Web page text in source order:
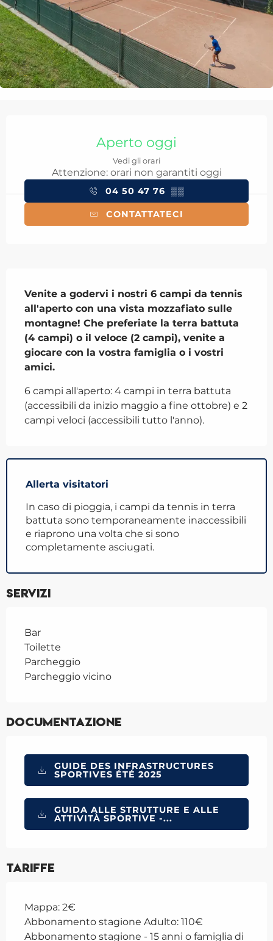
Aperto oggi
Vedi gli orari
Attenzione: orari non garantiti oggi
04 50 47 76 ▒▒
CONTATTATECI
Venite a godervi i nostri 6 campi da tennis
all'aperto con una vista mozzafiato sulle
montagne! Che preferiate la terra battuta
(4 campi) o il veloce (2 campi), venite a
giocare con la vostra famiglia o i vostri
amici.
6 campi all'aperto: 4 campi in terra battuta
(accessibili da inizio maggio a fine ottobre) e 2
campi veloci (accessibili tutto l'anno).
Allerta visitatori
In caso di pioggia, i campi da tennis in terra
battuta sono temporaneamente inaccessibili
e riaprono una volta che si sono
completamente asciugati.
Servizi
Bar
Toilette
Parcheggio
Parcheggio vicino
Documentazione
GUIDE DES INFRASTRUCTURES
SPORTIVES ÉTÉ 2025
GUIDA ALLE STRUTTURE E ALLE
ATTIVITÀ SPORTIVE -...
Tariffe
Mappa: 2€
Abbonamento stagione Adulto: 110€
Abbonamento stagione - 15 anni o famiglia di